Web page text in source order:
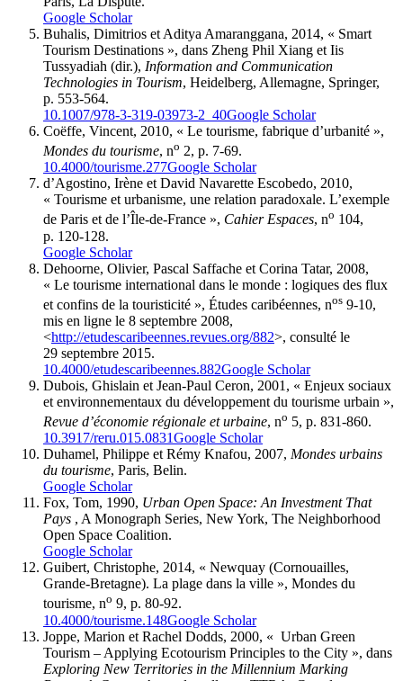
Google Scholar
Buhalis, Dimitrios et Aditya Amaranggana, 2014, « Smart
Tourism Destinations », dans Zheng Phil Xiang et Iis
Tussyadiah (dir.), Information and Communication
Technologies in Tourism, Heidelberg, Allemagne, Springer,
p. 553‑564.
10.1007/978-3-319-03973-2_40Google Scholar
Coëffe, Vincent, 2010, « Le tourisme, fabrique d’urbanité »,
Mondes du tourisme, no 2, p. 7‑69.
10.4000/tourisme.277Google Scholar
d’Agostino, Irène et David Navarette Escobedo, 2010,
« Tourisme et urbanisme, une relation paradoxale. L’exemple
de Paris et de l’Île-de-France », Cahier Espaces, no 104,
p. 120‑128.
Google Scholar
Dehoorne, Olivier, Pascal Saffache et Corina Tatar, 2008,
« Le tourisme international dans le monde : logiques des flux
et confins de la touristicité », Études caribéennes, nos 9‑10,
mis en ligne le 8 septembre 2008,
<http://etudescaribeennes.revues.org/882>, consulté le
29 septembre 2015.
10.4000/etudescaribeennes.882Google Scholar
Dubois, Ghislain et Jean-Paul Ceron, 2001, « Enjeux sociaux
et environnementaux du développement du tourisme urbain »,
Revue d’économie régionale et urbaine, no 5, p. 831‑860.
10.3917/reru.015.0831Google Scholar
Duhamel, Philippe et Rémy Knafou, 2007, Mondes urbains
du tourisme, Paris, Belin.
Google Scholar
Fox, Tom, 1990, Urban Open Space: An Investment That
Pays , A Monograph Series, New York, The Neighborhood
Open Space Coalition.
Google Scholar
Guibert, Christophe, 2014, « Newquay (Cornouailles,
Grande-Bretagne). La plage dans la ville », Mondes du
tourisme, no 9, p. 80‑92.
10.4000/tourisme.148Google Scholar
Joppe, Marion et Rachel Dodds, 2000, « Urban Green
Tourism – Applying Ecotourism Principles to the City », dans
Exploring New Territories in the Millennium Marking